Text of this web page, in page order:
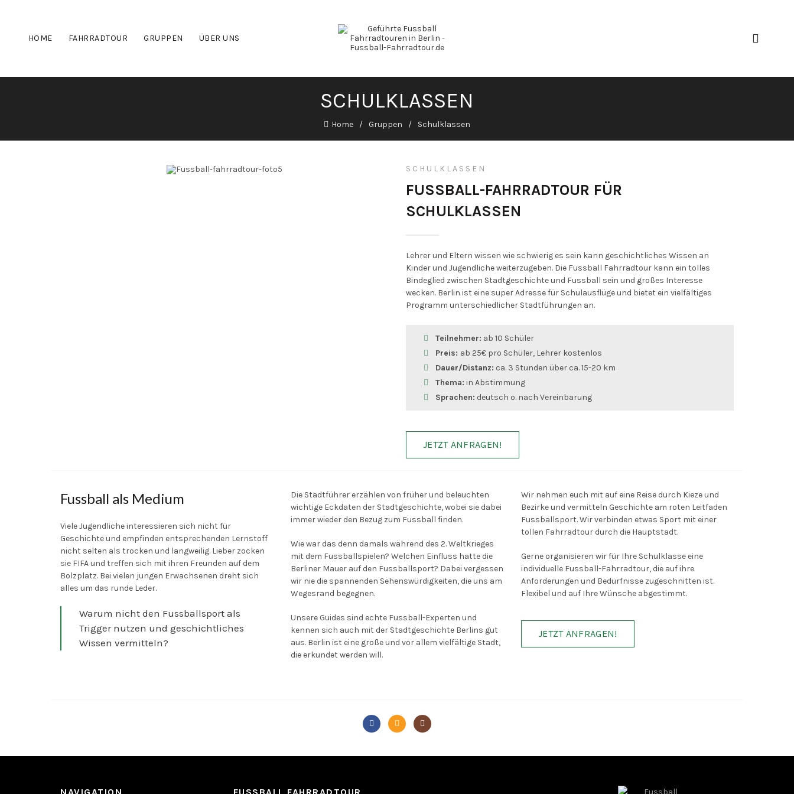
HOME FAHRRADTOUR GRUPPEN ÜBER UNS
SCHULKLASSEN
Home Gruppen Schulklassen
SCHULKLASSEN
FUSSBALL-FAHRRADTOUR FÜR
SCHULKLASSEN
Lehrer und Eltern wissen wie schwierig es sein kann geschichtliches Wissen an
Kinder und Jugendliche weiterzugeben. Die Fussball Fahrradtour kann ein tolles
Bindeglied zwischen Stadtgeschichte und Fussball sein und großes Interesse
wecken. Berlin ist eine super Adresse für Schulausflüge und bietet ein vielfältiges
Programm unterschiedlicher Stadtführungen an.
Teilnehmer: ab 10 Schüler
Preis: ab 25€ pro Schüler, Lehrer kostenlos
Dauer/Distanz: ca. 3 Stunden über ca. 15-20 km
Thema: in Abstimmung
Sprachen: deutsch o. nach Vereinbarung
JETZT ANFRAGEN!
Fussball als Medium
Viele Jugendliche interessieren sich nicht für
Geschichte und empfinden entsprechenden Lernstoff
nicht selten als trocken und langweilig. Lieber zocken
sie FIFA und treffen sich mit ihren Freunden auf dem
Bolzplatz. Bei vielen jungen Erwachsenen dreht sich
alles um das runde Leder.
Warum nicht den Fussballsport als
Trigger nutzen und geschichtliches
Wissen vermitteln?
Die Stadtführer erzählen von früher und beleuchten
wichtige Eckdaten der Stadtgeschichte, wobei sie dabei
immer wieder den Bezug zum Fussball finden.
Wie war das denn damals während des 2. Weltkrieges
mit dem Fussballspielen? Welchen Einfluss hatte die
Berliner Mauer auf den Fussballsport? Dabei vergessen
wir nie die spannenden Sehenswürdigkeiten, die uns am
Wegesrand begegnen.
Unsere Guides sind echte Fussball-Experten und
kennen sich auch mit der Stadtgeschichte Berlins gut
aus. Berlin ist eine große und vor allem vielfältige Stadt,
die erkundet werden will.
Wir nehmen euch mit auf eine Reise durch Kieze und
Bezirke und vermitteln Geschichte am roten Leitfaden
Fussballsport. Wir verbinden etwas Sport mit einer
tollen Fahrradtour durch die Hauptstadt.
Gerne organisieren wir für Ihre Schulklasse eine
individuelle Fussball-Fahrradtour, die auf ihre
Anforderungen und Bedürfnisse zugeschnitten ist.
Flexibel und auf Ihre Wünsche abgestimmt.
JETZT ANFRAGEN!